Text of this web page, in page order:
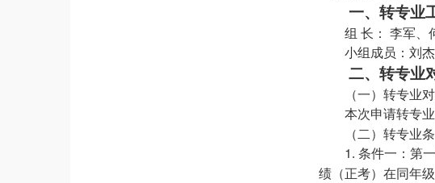
一、转专业
组 长： 李军、
小组成员：刘
二、转专业
（一）转专业
本次申请转专
（二）转专业
1 . 条件一：第
绩（正考）在同年